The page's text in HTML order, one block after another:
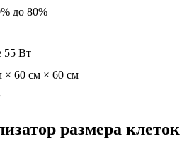
до 80%
55 Вт
× 60 см × 60 см
размера клеток